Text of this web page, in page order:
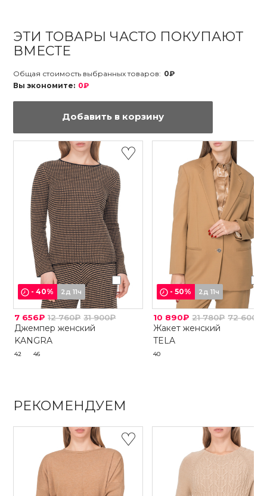
ЭТИ ТОВАРЫ ЧАСТО ПОКУПАЮТ
ВМЕСТЕ
Общая стоимость выбранных товаров: 0₽
Вы экономите: 0₽
Добавить в корзину
-40% 2д 11ч
7 656₽ 12 760₽ 31 900₽
Джемпер женский
KANGRA
42 46
-50% 2д 11ч
10 890₽ 21 780₽ 72 600₽
Жакет женский
TELA
40
РЕКОМЕНДУЕМ